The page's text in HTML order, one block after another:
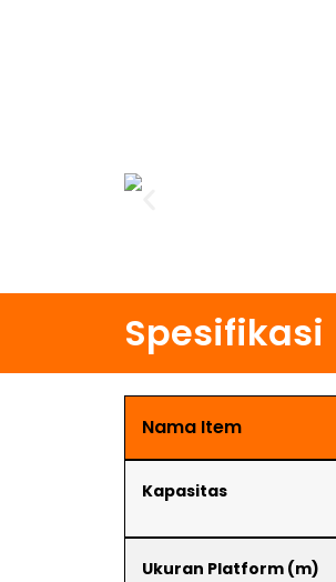
Spesifikasi
Nama Item
Kapasitas
Ukuran Platform (m)